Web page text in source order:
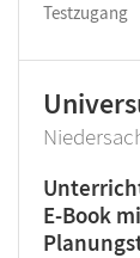
Testzugang
E-Book